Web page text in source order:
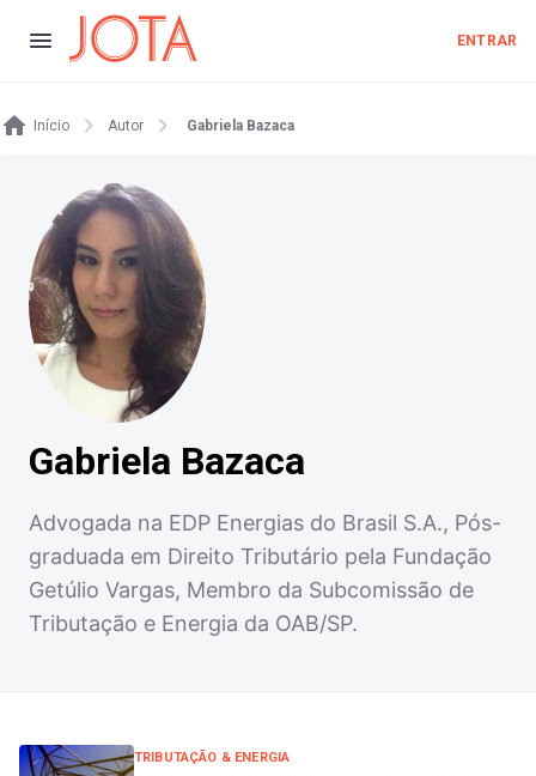
ENTRAR
Início Autor Gabriela Bazaca
Gabriela Bazaca
Advogada na EDP Energias do Brasil S.A., Pós-
graduada em Direito Tributário pela Fundação
Getúlio Vargas, Membro da Subcomissão de
Tributação e Energia da OAB/SP.
TRIBUTAÇÃO & ENERGIA